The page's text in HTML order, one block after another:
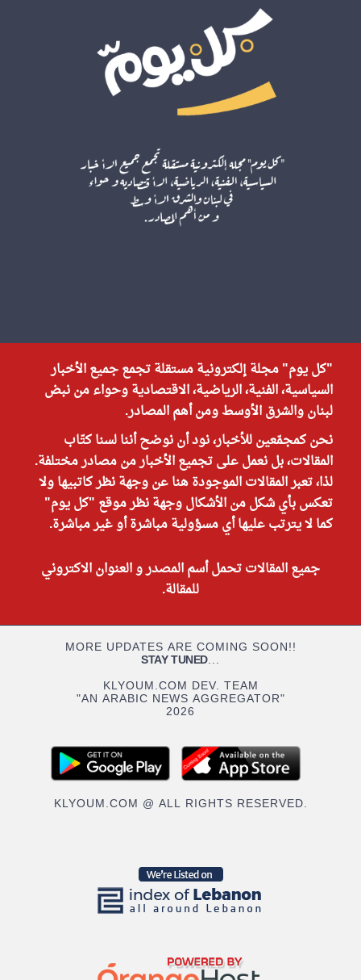
"كل يوم" مجلة إلكترونية مستقلة تجمع جميع الأخبار
السياسية، الفنية، الرياضية، الاقتصادية وحواء من نبض
لبنان والشرق الأوسط ومن أهم المصادر.
نحن كمجمّعين للأخبار، نود أن نوضح أننا لسنا كتّاب
المقالات، بل نعمل على تجميع الأخبار من مصادر مختلفة.
لذا، تعبر المقالات الموجودة هنا عن وجهة نظر كاتبيها ولا
تعكس بأي شكل من الأشكال وجهة نظر موقع "كل يوم"
كما لا يترتب عليها أي مسؤولية مباشرة أو غير مباشرة.
جميع المقالات تحمل أسم المصدر و العنوان الاكتروني
للمقالة.
MORE UPDATES ARE COMING SOON!!
STAY TUNED...
KLYOUM.COM DEV. TEAM
"AN ARABIC NEWS AGGREGATOR"
2026
KLYOUM.COM @ ALL RIGHTS RESERVED.